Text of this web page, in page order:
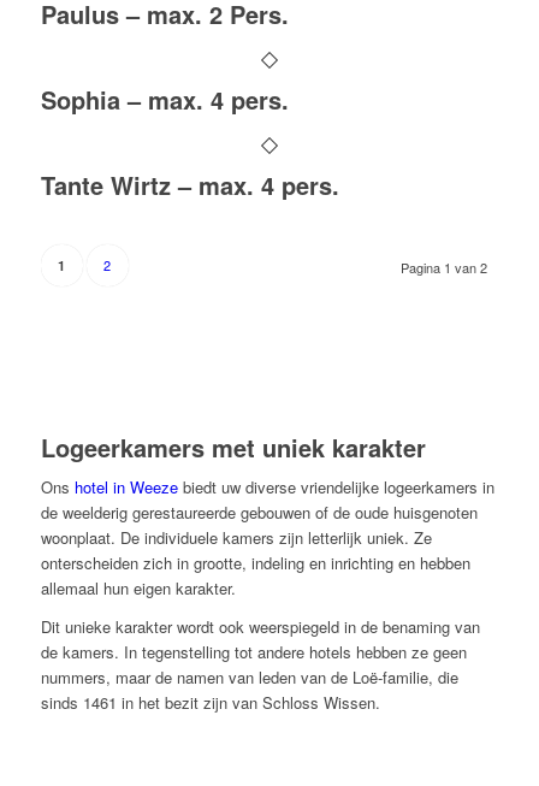
Paulus – max. 2 Pers.
Sophia – max. 4 pers.
Tante Wirtz – max. 4 pers.
Pagina 1 van 2
1 2
Logeerkamers met uniek karakter
Ons hotel in Weezebiedt uw diverse vriendelijke logeerkamers in
de weelderig gerestaureerde gebouwen of de oude huisgenoten
woonplaat. De individuele kamers zijn letterlijk uniek. Ze
onterscheiden zich in grootte, indeling en inrichting en hebben
allemaal hun eigen karakter.
Dit unieke karakter wordt ook weerspiegeld in de benaming van
de kamers. In tegenstelling tot andere hotels hebben ze geen
nummers, maar de namen van leden van de Loë-familie, die
sinds 1461 in het bezit zijn van Schloss Wissen.